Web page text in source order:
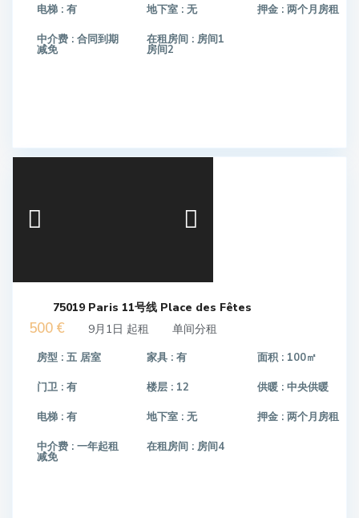
电梯 : 有 地下室 :无 押金 : 两个月房租
中介费 : 合同到期
减免
在租房间 :房间1
房间2
75019 Paris 11号线 Place des Fêtes
500 € 9月1日 起租 单间分租
房型 : 五 居室 家具 :有 面积 : 100㎡
门卫 : 有 楼层 : 12 供暖 : 中央供暖
电梯 : 有 地下室 :无 押金 : 两个月房租
中介费 : 一年起租
减免
在租房间 :房间4